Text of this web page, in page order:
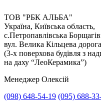
ТОВ "РБК АЛЬБА"
Україна, Київська область,
с.Петропавлівська
вул. Велика Кільцева
(3-х поверхова будівля з
на даху “ЛеоКерамика”)
Менеджер Олексій
(098) 648-54-19 (095) 688-